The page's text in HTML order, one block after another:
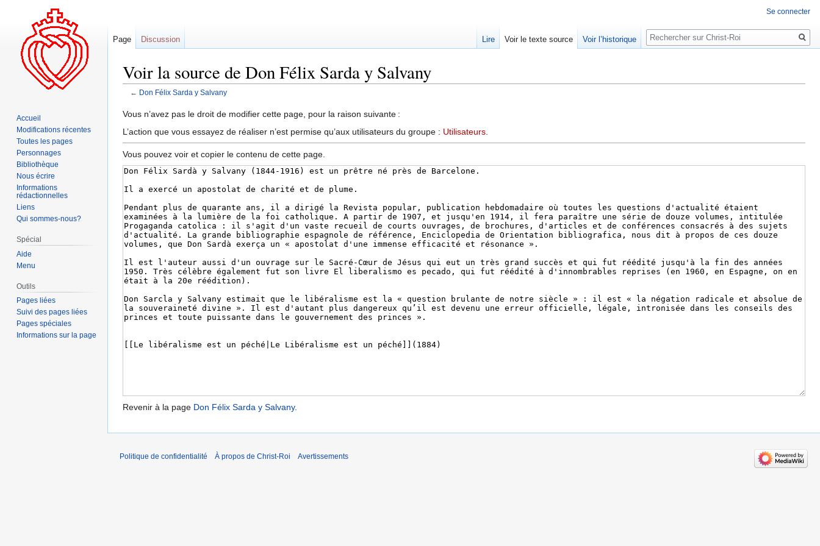
Voir la source de Don Félix Sarda y Salvany
← Don Félix Sarda y Salvany
Aller
à
navigation
Aller
à
recherche
Vous n’avez pas le droit de modifier cette page, pour la raison suivante :
L’action que vous essayez de réaliser n’est permise qu’aux utilisateurs du groupe : Utilisateurs
Vous pouvez voir et copier le contenu de cette page.
Revenir à la page Don Félix Sarda y Salvany.
Se connecter
Page Discussion Lire Voir le texte source Voir l’historique
Rechercher
Accueil
Modifications récentes
Toutes les pages
Personnages
Bibliothèque
Nous écrire
Informations
rédactionnelles
Liens
Qui sommes-nous?
Spécial
Aide
Menu
Outils
Pages liées
Suivi des pages liées
Pages spéciales
Informations sur la page
Politique de confidentialité À propos de Christ-Roi Avertissements